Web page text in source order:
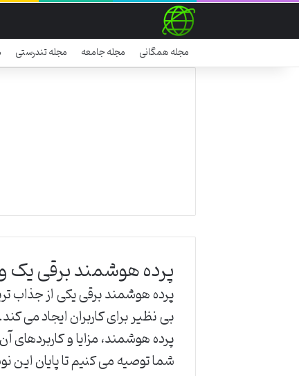
مجله همگانی مجله جامعه مجله تندرستی
پرده هوشمند برقی یک
پرده هوشمند برقی یکی از جذاب
بی نظیر برای کاربران ایجاد می
پرده هوشمند، مزایا و
شما توصیه می کنیم تا پایان این